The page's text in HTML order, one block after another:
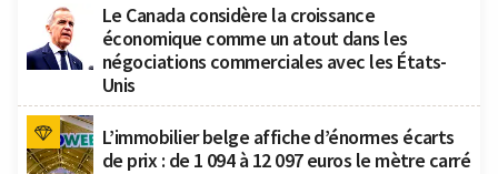
Le Canada considère la croissance
économique comme un atout dans les
négociations commerciales avec les États-
Unis
L’immobilier belge affiche d’énormes écarts
de prix : de 1 094 à 12 097 euros le mètre carré